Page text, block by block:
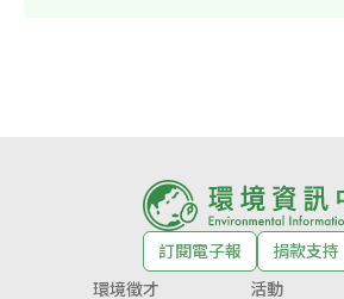
訂閱電子報
捐款支持
環境徵才
活動